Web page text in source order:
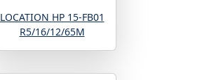
LOCATION HP 15-FB01
R5/16/12/65M